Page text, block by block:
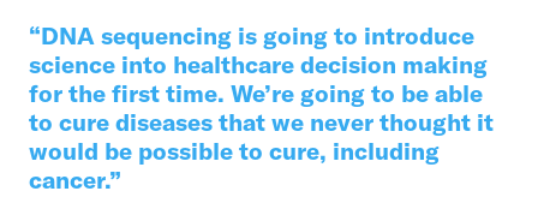
DNA sequencing is going to introduce
science into healthcare decision making
for the first time. We’re going to be able
to cure diseases that we never thought it
would be possible to cure, including
cancer.